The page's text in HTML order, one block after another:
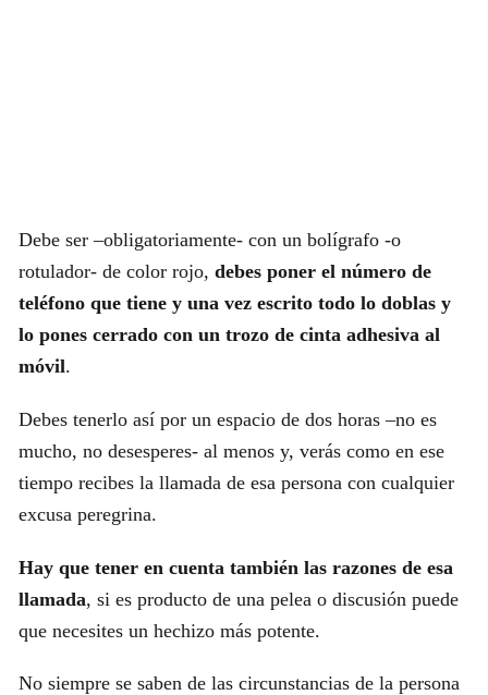
Debe ser –obligatoriamente- con un bolígrafo -o
rotulador- de color rojo, debes poner el número de
teléfono que tiene y una vez escrito todo lo doblas y
lo pones cerrado con un trozo de cinta adhesiva al
móvil.
Debes tenerlo así por un espacio de dos horas –no es
mucho, no desesperes- al menos y, verás como en ese
tiempo recibes la llamada de esa persona con cualquier
excusa peregrina.
Hay que tener en cuenta también las razones de esa
llamada, si es producto de una pelea o discusión puede
que necesites un hechizo más potente.
No siempre se saben de las circunstancias de la persona